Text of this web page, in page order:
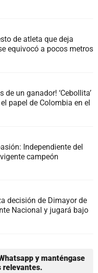
de atleta que deja
equivocó a pocos metros
de un ganador! ‘Cebollita’
papel de Colombia en el
Independiente del
campeón
decisión de Dimayor de
Nacional y jugará bajo
y manténgase
relevantes.